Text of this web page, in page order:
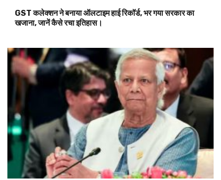
GST कलेक्शन ने बनाया ऑलटाइम हाई रिकॉर्ड, भर गया सरकार का
खजाना, जानें कैसे रचा इतिहास।